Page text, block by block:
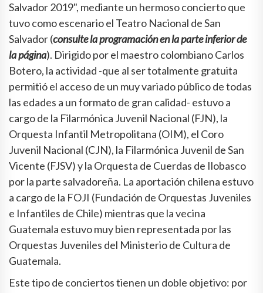
Salvador 2019", mediante un hermoso concierto que
tuvo como escenario el Teatro Nacional de San
Salvador (consulte la programación en la parte inferior de
la página). Dirigido por el maestro colombiano Carlos
Botero, la actividad -que al ser totalmente gratuita
permitió el acceso de un muy variado público de todas
las edades a un formato de gran calidad- estuvo a
cargo de la Filarmónica Juvenil Nacional (FJN), la
Orquesta Infantil Metropolitana (OIM), el Coro
Juvenil Nacional (CJN), la Filarmónica Juvenil de San
Vicente (FJSV) y la Orquesta de Cuerdas de Ilobasco
por la parte salvadoreña. La aportación chilena estuvo
a cargo de la FOJI (Fundación de Orquestas Juveniles
e Infantiles de Chile) mientras que la vecina
Guatemala estuvo muy bien representada por las
Orquestas Juveniles del Ministerio de Cultura de
Guatemala.
Este tipo de conciertos tienen un doble objetivo: por